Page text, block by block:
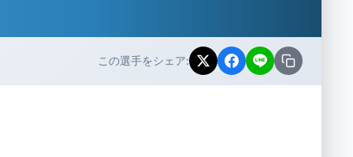
この選手をシェア: